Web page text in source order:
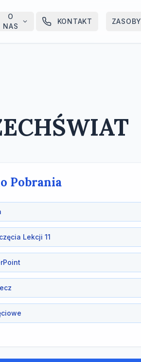
O
NAS
KONTAKT ZASOBY
Pobrania
Lekcji 11